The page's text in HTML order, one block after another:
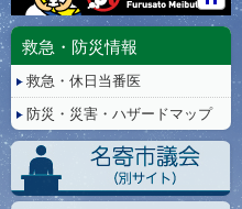
停
救急・防災情報
救急・休日当番医
防災・災害・ハザードマップ